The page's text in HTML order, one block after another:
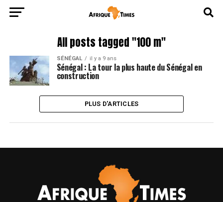
All posts tagged "100 m"
SÉNÉGAL il y a 9 ans
Sénégal : La tour la plus haute du Sénégal en
construction
PLUS D'ARTICLES